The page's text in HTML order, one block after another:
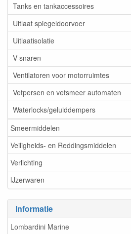
Tanks en tankaccessoires
Uitlaat spiegeldoorvoer
Uitlaatisolatie
V-snaren
Ventilatoren voor motorruimtes
Vetpersen en vetsmeer automaten
Waterlocks/geluiddempers
Smeermiddelen
Veiligheids- en Reddingsmiddelen
Verlichting
IJzerwaren
Informatie
Lombardini Marine